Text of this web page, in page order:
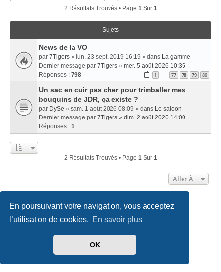
En poursuivant votre navigation, vous acceptez
l’utilisation de cookies. En savoir plus
OK
2 Résultats Trouvés • Page 1Sur 1
Sujets
News de la VO
par 7Tigers » lun. 23 sept. 2019 16:19 » dans La gamme
Dernier message par 7Tigers » mer. 5 août 2026 10:35
Réponses : 798 1 77 78 79 80
Un sac en cuir pas cher pour trimballer mes
bouquins de JDR, ça existe ?
par DySe » sam. 1 août 2026 08:09 » dans Le saloon
Dernier message par 7Tigers » dim. 2 août 2026 14:00
Réponses : 1
2 Résultats Trouvés • Page 1Sur 1
Aller À
Accueil Index du forum Nous contacter
phpBB-fr.com
created by INVENTEA & v12mike
Conditions